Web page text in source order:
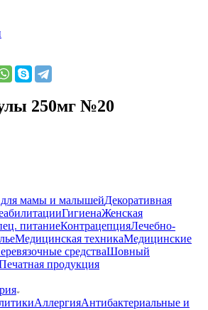
250мг №20
мамы и малышейДекоративная
ГигиенаЖенская
питаниеКонтрацепцияЛечебно-
Медицинская техникаМедицинские
средстваШовный
продукция
АллергияАнтибактериальные и